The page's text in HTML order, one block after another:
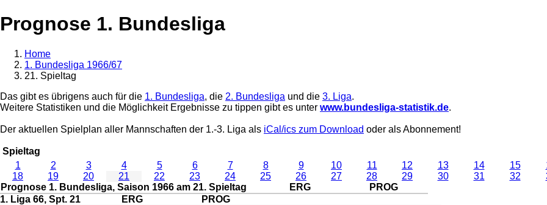
Prognose 1. Bundesliga
Home
1. Bundesliga 1966/67
21. Spieltag
Das gibt es übrigens auch für die 1. Bundesliga, die 2. Bundesliga und die 3. Liga.
Weitere Statistiken und die Möglichkeit Ergebnisse zu tippen gibt es unter www.bundesliga-statistik.de.
Der aktuellen Spielplan aller Mannschaften der 1.-3. Liga als iCal/ics zum Download oder als Abonnement!
Spieltag
1
2 3 4 5 6 7 8 9 10 11 12 13 14 15
18
19 20 21 22 23 24 25 26 27 28 29 30 31 32
Prognose 1. Bundesliga, Saison 1966 am 21. Spieltag
ERG
PROG
1. Liga 66, Spt. 21
ERG
PROG